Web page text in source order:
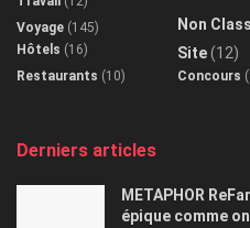
Voyage (145)
Hôtels (16)
Restaurants (10)
Non
Site(12)
Concours
Derniers articles
METAPHOR
épique comme